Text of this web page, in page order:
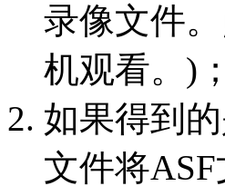
录像文件
机观看。)；
如果得到
文件将